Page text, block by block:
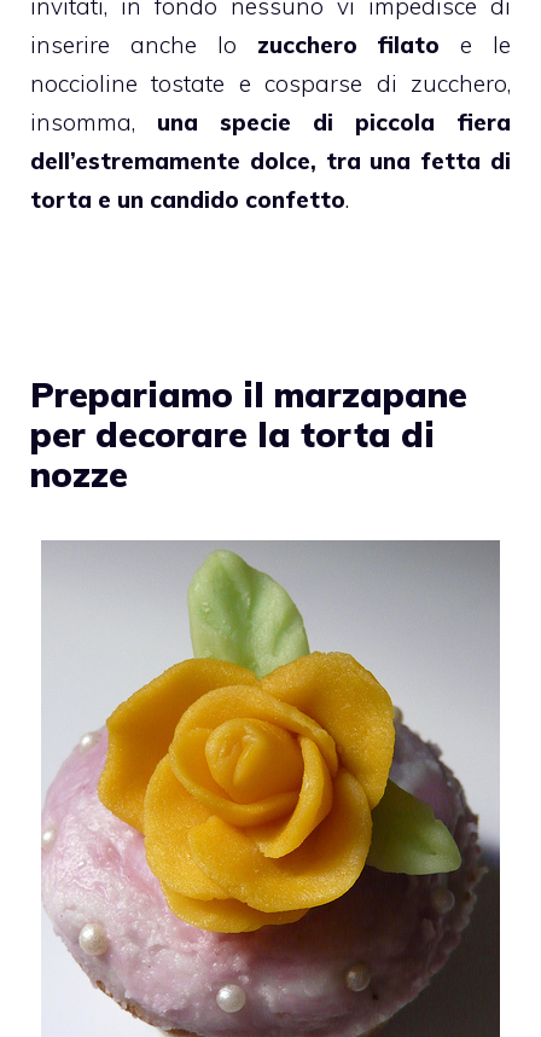
invitati, in fondo nessuno vi impedisce di
inserire anche lo zucchero filato e le
noccioline tostate e cosparse di zucchero,
insomma, una specie di piccola fiera
dell’estremamente dolce, tra una fetta di
torta e un candido confetto.
Prepariamo il marzapane
per decorare la torta di
nozze